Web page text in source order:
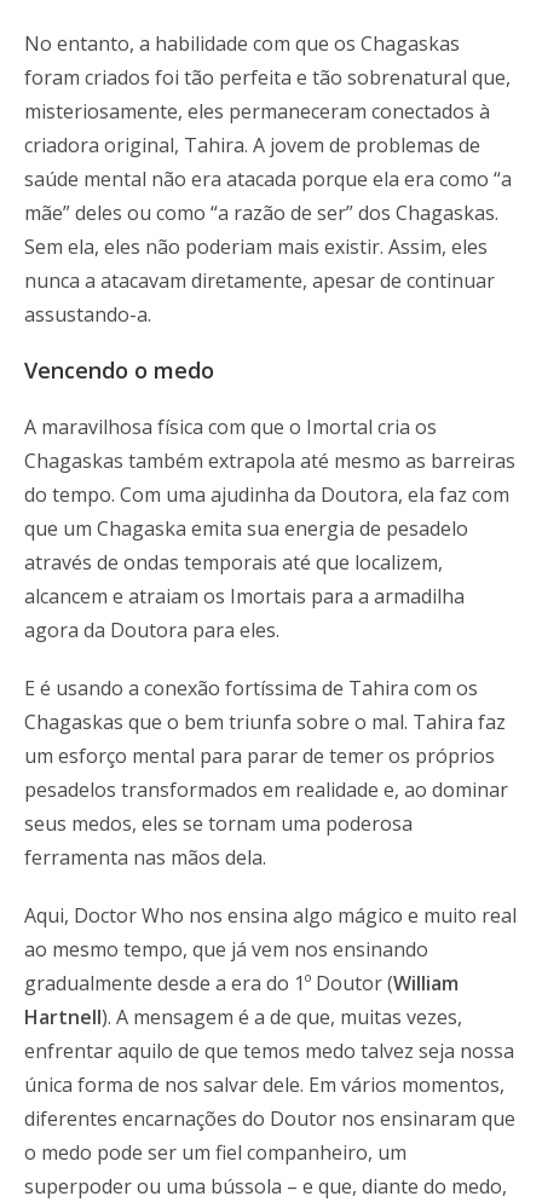
No entanto, a habilidade com que os Chagaskas
foram criados foi tão perfeita e tão sobrenatural que,
misteriosamente, eles permaneceram conectados à
criadora original, Tahira. A jovem de problemas de
saúde mental não era atacada porque ela era como “a
mãe” deles ou como “a razão de ser” dos Chagaskas.
Sem ela, eles não poderiam mais existir. Assim, eles
nunca a atacavam diretamente, apesar de continuar
assustando-a.
Vencendo o medo
A maravilhosa física com que o Imortal cria os
Chagaskas também extrapola até mesmo as barreiras
do tempo. Com uma ajudinha da Doutora, ela faz com
que um Chagaska emita sua energia de pesadelo
através de ondas temporais até que localizem,
alcancem e atraiam os Imortais para a armadilha
agora da Doutora para eles.
E é usando a conexão fortíssima de Tahira com os
Chagaskas que o bem triunfa sobre o mal. Tahira faz
um esforço mental para parar de temer os próprios
pesadelos transformados em realidade e, ao dominar
seus medos, eles se tornam uma poderosa
ferramenta nas mãos dela.
Aqui, Doctor Who nos ensina algo mágico e muito real
ao mesmo tempo, que já vem nos ensinando
gradualmente desde a era do 1º Doutor (William
Hartnell). A mensagem é a de que, muitas vezes,
enfrentar aquilo de que temos medo talvez seja nossa
única forma de nos salvar dele. Em vários momentos,
diferentes encarnações do Doutor nos ensinaram que
o medo pode ser um fiel companheiro, um
superpoder ou uma bússola – e que, diante do medo,